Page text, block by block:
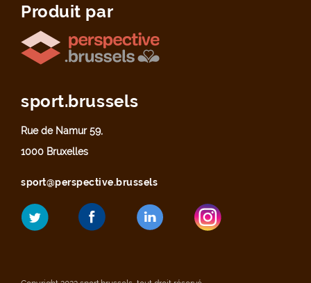
Produit par
sport.brussels
Rue de Namur 59,
1000 Bruxelles
sport@perspective.brussels